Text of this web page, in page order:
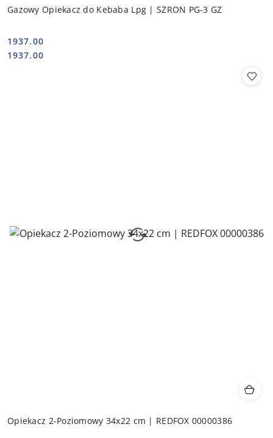
Gazowy Opiekacz do Kebaba Lpg | SZRON PG-3 GZ
Cena:
1937.00
Cena:
1937.00
Opiekacz 2-Poziomowy 34x22 cm | REDFOX 00000386